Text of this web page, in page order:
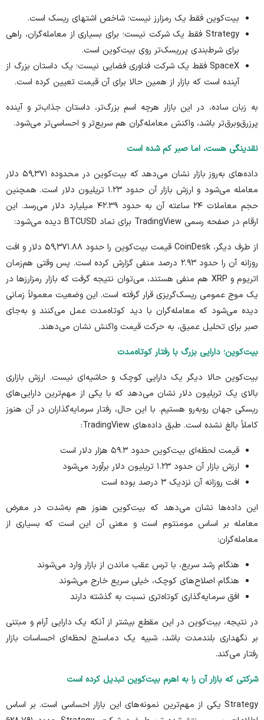
بیت‌کوین فقط یک رمزارز نیست؛ شاخص اشتهای ریسک است.
Strategy فقط یک شرکت نیست؛ برای بسیاری از معامله‌گران، راهی
برای شرط‌بندی پرریسک‌تر روی بیت‌کوین است.
SpaceX فقط یک شرکت فناوری فضایی نیست؛ یک داستان بزرگ از
آینده است که بازار از همین حالا برای آن قیمت تعیین کرده است.
به زبان ساده، در این بازار هرچه اسم بزرگ‌تر، داستان جذاب‌تر و آینده
پرزرق‌وبرق‌تر باشد، واکنش معامله‌گران هم سریع‌تر و احساسی‌تر می‌شود.
نقدینگی هست، اما صبر کم شده است
داده‌های به‌روز بازار
نشان می‌دهد که بیت‌کوین در محدوده ۵۹,۳۷۱ دلار
معامله می‌شود و ارزش بازار آن حدود ۱.۲۳ تریلیون دلار است. همچنین
حجم معاملات ۲۴ ساعته آن به حدود ۴۲.۳۹ میلیارد دلار می‌رسد. این
ارقام در صفحه رسمی TradingView برای نماد BTCUSD دیده می‌شود:
از طرف دیگر،CoinDesk
قیمت بیت‌کوین را حدود ۵۹,۳۷۱.۸۸ دلار و افت
روزانه آن را حدود ۲.۹۳ درصد منفی گزارش کرده است. پس وقتی هم‌زمان
اتریوم و XRP هم منفی هستند، می‌توان نتیجه گرفت که بازار رمزارز‌ها در
یک موج عمومی ریسک‌گریزی قرار گرفته است. این وضعیت معمولاً زمانی
دیده می‌شود که معامله‌گران با دید کوتاه‌مدت عمل می‌کنند و به‌جای
صبر برای تحلیل عمیق، به حرکت قیمت واکنش نشان می‌دهند.
بیت‌کوین؛ دارایی بزرگ با رفتار کوتاه‌مدت
بیت‌کوین حالا دیگر یک دارایی کوچک و حاشیه‌ای نیست. ارزش بازاری
بالای یک تریلیون دلار نشان می‌دهد که با یکی از مهم‌ترین دارایی‌های
ریسکی جهان روبه‌رو هستیم. با این حال، رفتار سرمایه‌گذاران در آن هنوز
کاملاً بالغ نشده است. طبق داده‌های TradingView
:
قیمت لحظه‌ای بیت‌کوین حدود ۵۹.۳ هزار دلار است
ارزش بازار آن حدود ۱.۲۳ تریلیون دلار برآورد می‌شود
افت روزانه آن نزدیک ۳ درصد بوده است
این داده‌ها نشان می‌دهد که بیت‌کوین هنوز هم به‌شدت در معرض
معامله بر اساس مومنتوم است و معنی آن این است که بسیاری از
معامله‌گران:
هنگام رشد سریع، با ترس عقب ماندن از بازار وارد می‌شوند
هنگام اصلاح‌های کوچک، خیلی سریع خارج می‌شوند
افق سرمایه‌گذاری کوتاه‌تری نسبت به گذشته دارند
در نتیجه، بیت‌کوین در این مقطع بیشتر از آنکه یک دارایی آرام و مبتنی
بر نگهداری بلندمدت باشد، شبیه یک دماسنج لحظه‌ای احساسات بازار
رفتار می‌کند.
شرکتی که بازار آن را به اهرم بیت‌کوین تبدیل کرده است
Strategy یکی از مهم‌ترین نمونه‌های این بازار احساسی است. بر اساس